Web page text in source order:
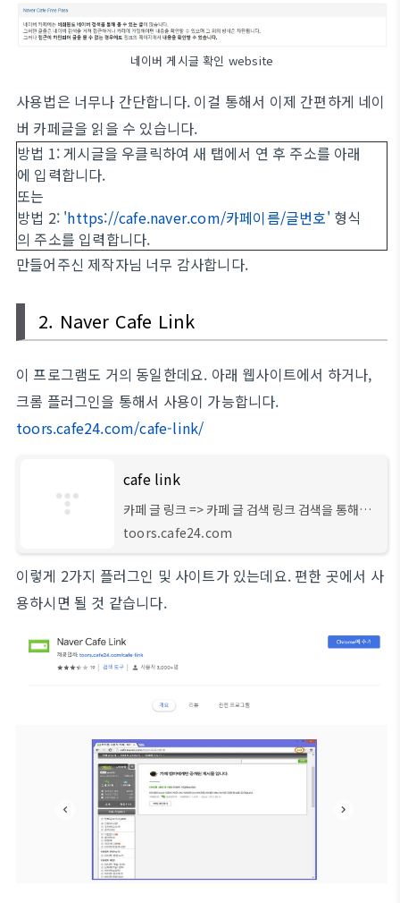
네이버 게시글 확인 website
사용법은 너무나 간단합니다. 이걸 통해서 이제 간편하게 네이
버 카페글을 읽을 수 있습니다.
방법 1: 게시글을 우클릭하여 새 탭에서 연 후 주소를 아래
에 입력합니다.
또는
방법 2: 'https://cafe.naver.com/카페이름/글번호' 형식
의 주소를 입력합니다.
만들어주신 제작자님 너무 감사합니다.
2. Naver Cafe Link
이 프로그램도 거의 동일한데요. 아래 웹사이트에서 하거나,
크롬 플러그인을 통해서 사용이 가능합니다.
toors.cafe24.com/cafe-link/
cafe link
카페 글 링크 => 카페 글 검색 링크 검색을 통해서
만 보여지는 카페글 링크를 검색 페이지로 이동시
toors.cafe24.com
이렇게 2가지 플러그인 및 사이트가 있는데요. 편한 곳에서 사
용하시면 될 것 같습니다.